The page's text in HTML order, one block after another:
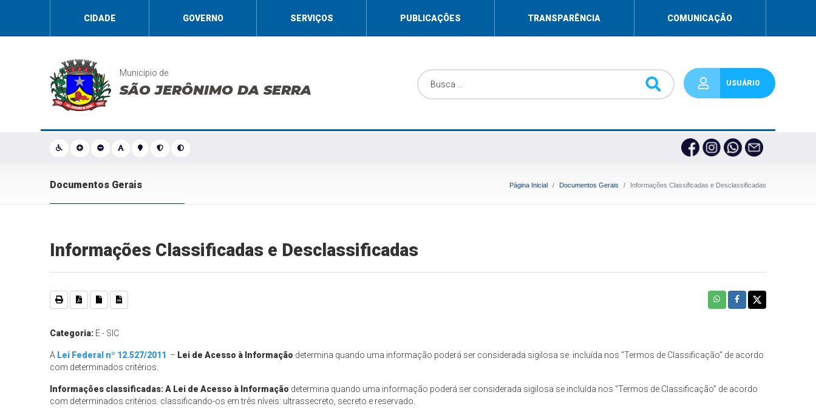
CIDADE GOVERNO SERVIÇOS PUBLICAÇÕES TRANSPARÊNCIA COMUNICAÇÃO
Município de
SÃO JERÔNIMO DA SERRA USUÁRIO
Documentos Gerais Página Inicial Documentos Gerais Informações Classificadas e Desclassificadas
Informações Classificadas e Desclassificadas
Categoria: E - SIC
A Lei Federal nº 12.527/2011 – Lei de Acesso à Informação determina quando uma informação poderá ser considerada sigilosa se incluída nos “Termos de Classificação” de acordo
com determinados critérios.
Informações classificadas: A Lei de Acesso à Informação determina quando uma informação poderá ser considerada sigilosa se incluída nos “Termos de Classificação” de acordo
com determinados critérios. classificando-os em três níveis: ultrassecreto, secreto e reservado.